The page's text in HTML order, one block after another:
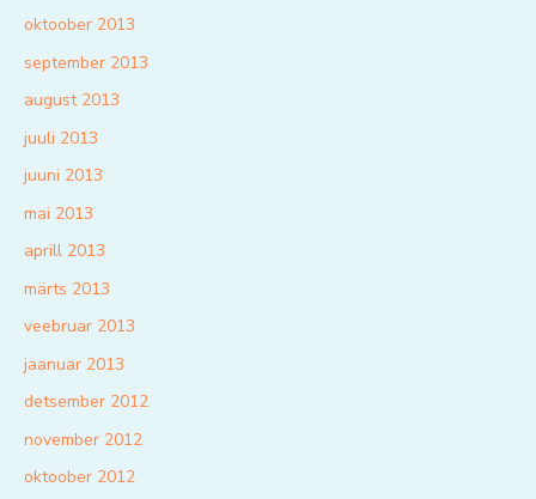
oktoober 2013
september 2013
august 2013
juuli 2013
juuni 2013
mai 2013
aprill 2013
märts 2013
veebruar 2013
jaanuar 2013
detsember 2012
november 2012
oktoober 2012